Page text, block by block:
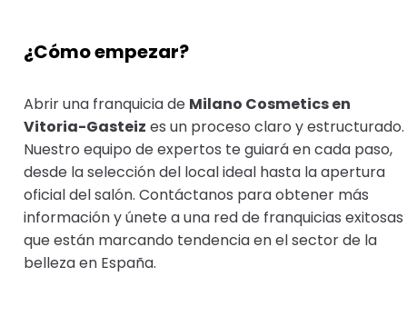
¿Cómo empezar?
Abrir una franquicia de Milano Cosmetics en
Vitoria-Gasteiz es un proceso claro y estructurado.
Nuestro equipo de expertos te guiará en cada paso,
desde la selección del local ideal hasta la apertura
oficial del salón. Contáctanos para obtener más
información y únete a una red de franquicias exitosas
que están marcando tendencia en el sector de la
belleza en España.